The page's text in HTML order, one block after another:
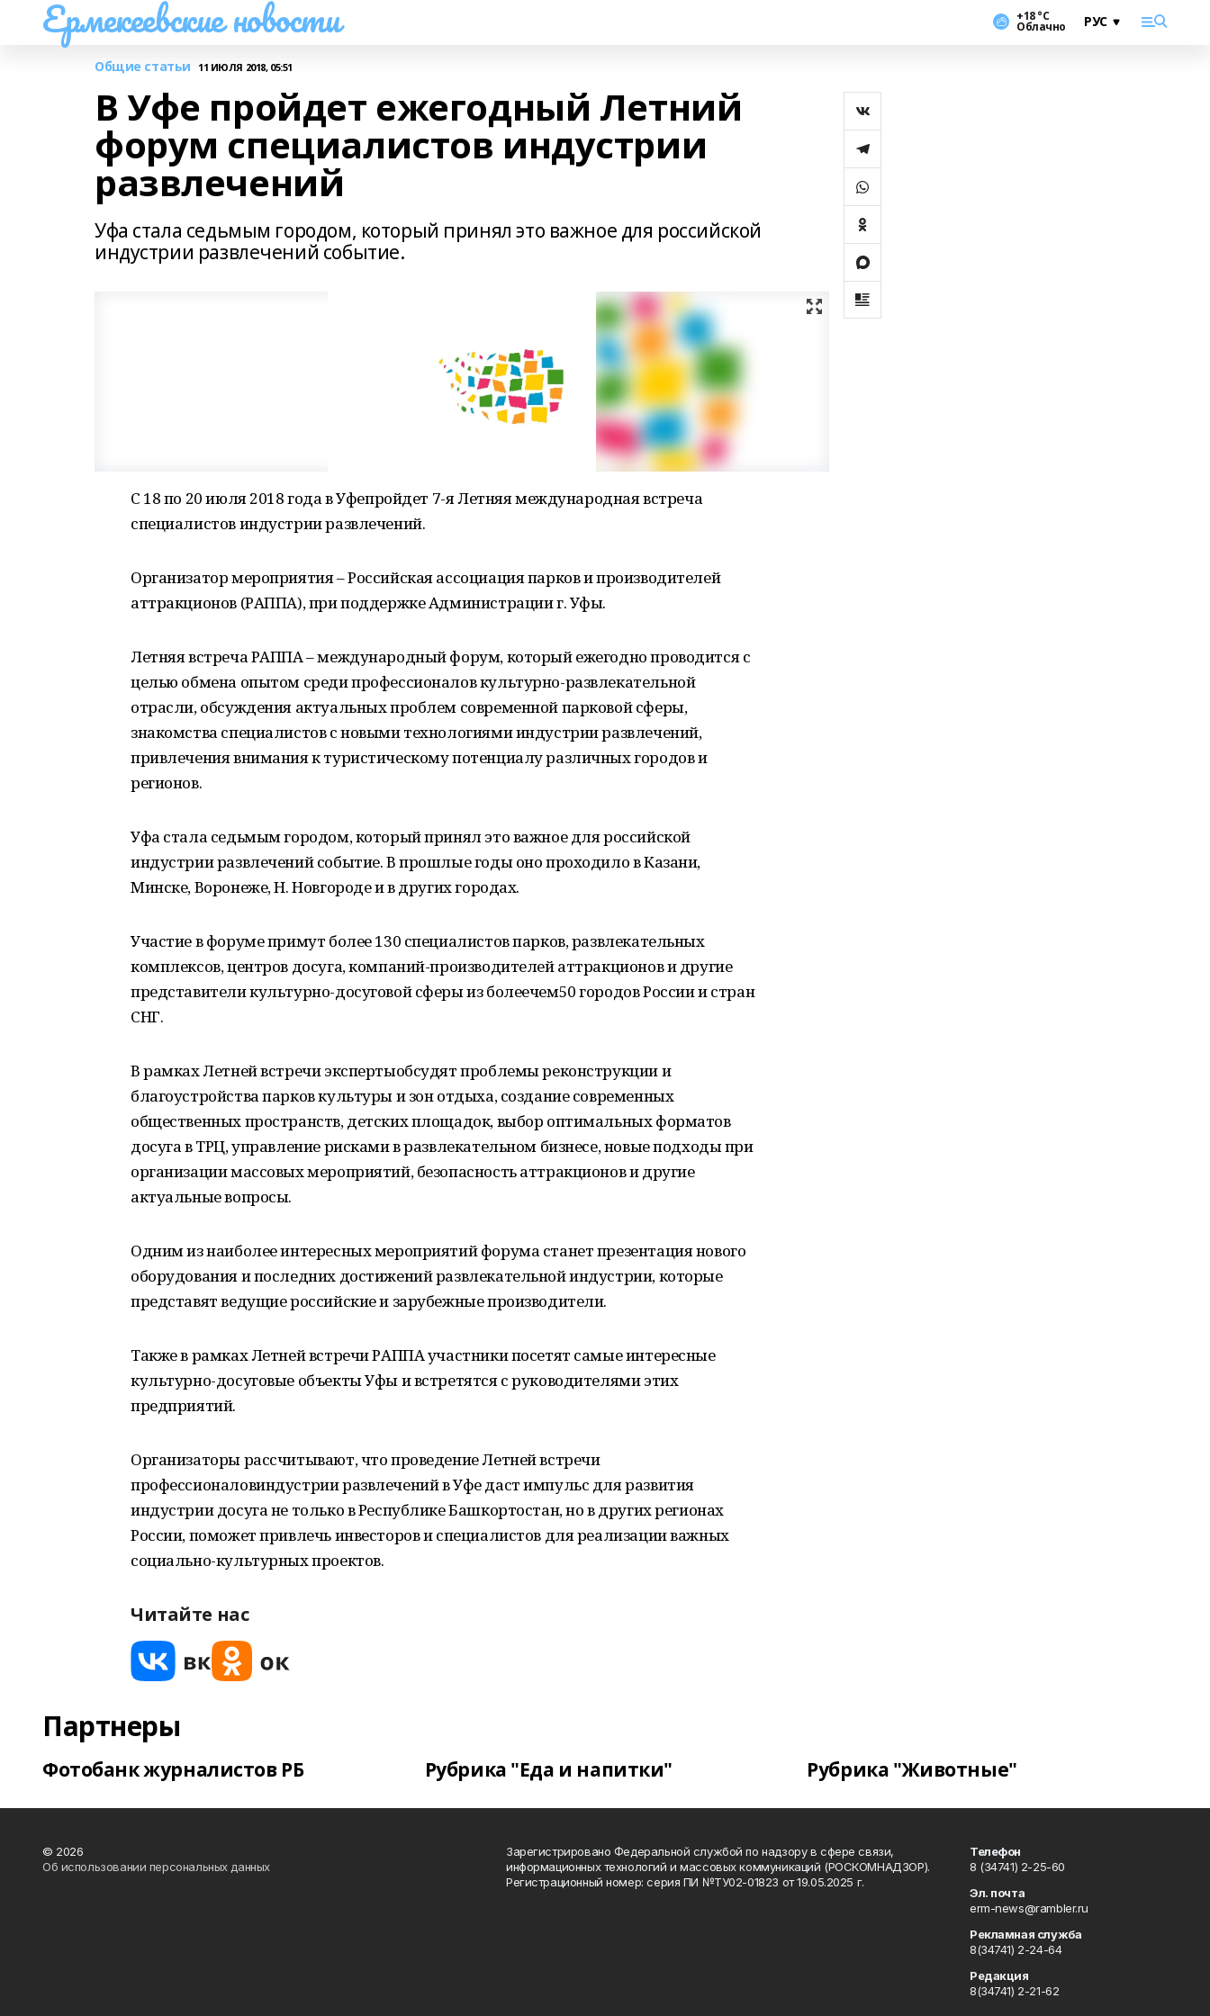
Ермекеевские новости +18 °С
Облачно
Общие статьи 11 ИЮЛЯ 2018, 05:51
В Уфе пройдет ежегодный Летний
форум специалистов индустрии
развлечений
Уфа стала седьмым городом, который принял это важное для российской
индустрии развлечений событие.
С 18 по 20 июля 2018 года в Уфепройдет 7-я Летняя международная встреча
специалистов индустрии развлечений.
Организатор мероприятия – Российская ассоциация парков и производителей
аттракционов (РАППА), при поддержке Администрации г. Уфы.
Летняя встреча РАППА – международный форум, который ежегодно проводится с
целью обмена опытом среди профессионалов культурно-развлекательной
отрасли, обсуждения актуальных проблем современной парковой сферы,
знакомства специалистов с новыми технологиями индустрии развлечений,
привлечения внимания к туристическому потенциалу различных городов и
регионов.
Уфа стала седьмым городом, который принял это важное для российской
индустрии развлечений событие. В прошлые годы оно проходило в Казани,
Минске, Воронеже, Н. Новгороде и в других городах.
Участие в форуме примут более 130 специалистов парков, развлекательных
комплексов, центров досуга, компаний-производителей аттракционов и другие
представители культурно-досуговой сферы из болеечем50 городов России и стран
СНГ.
В рамках Летней встречи экспертыобсудят проблемы реконструкции и
благоустройства парков культуры и зон отдыха, создание современных
общественных пространств, детских площадок, выбор оптимальных форматов
досуга в ТРЦ, управление рисками в развлекательном бизнесе, новые подходы при
организации массовых мероприятий, безопасность аттракционов и другие
актуальные вопросы.
Одним из наиболее интересных мероприятий форума станет презентация нового
оборудования и последних достижений развлекательной индустрии, которые
представят ведущие российские и зарубежные производители.
Также в рамках Летней встречи РАППА участники посетят самые интересные
культурно-досуговые объекты Уфы и встретятся с руководителями этих
предприятий.
Организаторы рассчитывают, что проведение Летней встречи
профессионаловиндустрии развлечений в Уфе даст импульс для развития
индустрии досуга не только в Республике Башкортостан, но в других регионах
России, поможет привлечь инвесторов и специалистов для реализации важных
социально-культурных проектов.
Читайте нас
Партнеры
Фотобанк журналистов РБ Рубрика "Еда и напитки" Рубрика "Животные"
© 2026
Об использовании персональных данных
Зарегистрировано Федеральной службой по надзору в сфере связи,
информационных технологий и массовых коммуникаций (РОСКОМНАДЗОР).
Регистрационный номер: серия ПИ №ТУ02-01823 от 19.05.2025 г.
Телефон
8 (34741) 2-25-60
Эл. почта
erm-news@rambler.ru
Рекламная служба
8(34741) 2-24-64
Редакция
8(34741) 2-21-62